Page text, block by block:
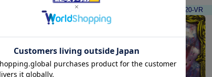
DM-DMRP20-B07-20-UC DM-DMRP20-A11-20-VR